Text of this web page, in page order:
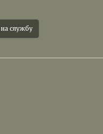
службу